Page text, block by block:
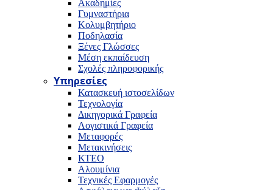
Ακαδημίες
Γυμναστήρια
Κολυμβητήριο
Ποδηλασία
Ξένες Γλώσσες
Μέση εκπαίδευση
Σχολές πληροφορικής
Υπηρεσίες
Κατασκευή ιστοσελίδων
Τεχνολογία
Δικηγορικά Γραφεία
Λογιστικά Γραφεία
Μεταφορές
Μετακινήσεις
ΚΤΕΟ
Αλουμίνια
Τεχνικές Εφαρμογές